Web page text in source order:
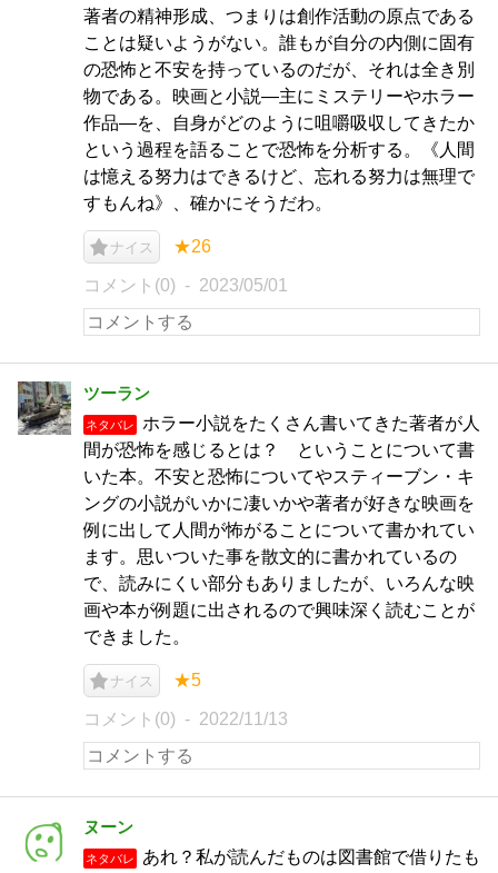
著者の精神形成、つまりは創作活動の原点である
ことは疑いようがない。誰もが自分の内側に固有
の恐怖と不安を持っているのだが、それは全き別
物である。映画と小説―主にミステリーやホラー
作品―を、自身がどのように咀嚼吸収してきたか
という過程を語ることで恐怖を分析する。《人間
は憶える努力はできるけど、忘れる努力は無理で
すもんね》、確かにそうだわ。
ナイス ★26
コメント(0) 2023/05/01
ツーラン
ネタバレ
ホラー小説をたくさん書いてきた著者が人
間が恐怖を感じるとは？ ということについて書
いた本。不安と恐怖についてやスティーブン・キ
ングの小説がいかに凄いかや著者が好きな映画を
例に出して人間が怖がることについて書かれてい
ます。思いついた事を散文的に書かれているの
で、読みにくい部分もありましたが、いろんな映
画や本が例題に出されるので興味深く読むことが
できました。
ナイス ★5
コメント(0) 2022/11/13
ヌーン
ネタバレ
あれ？私が読んだものは図書館で借りたも